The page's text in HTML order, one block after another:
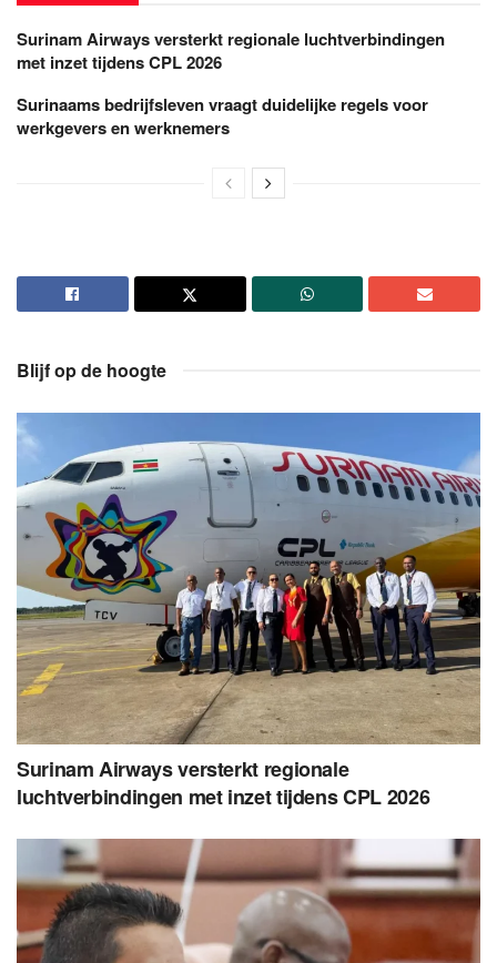
Surinam Airways versterkt regionale luchtverbindingen
met inzet tijdens CPL 2026
Surinaams bedrijfsleven vraagt duidelijke regels voor
werkgevers en werknemers
Blijf op de hoogte
Surinam Airways versterkt regionale
luchtverbindingen met inzet tijdens CPL 2026